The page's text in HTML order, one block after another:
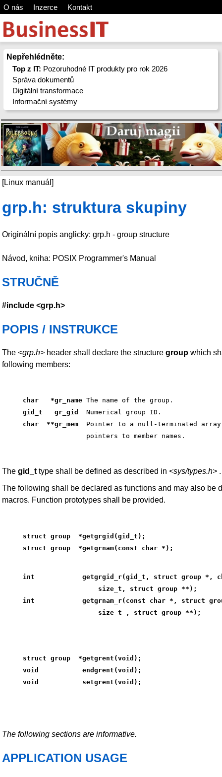
O nás Inzerce Kontakt
Nepřehlédněte:
Top z IT: Pozoruhodné IT produkty pro rok 2026
Správa dokumentů
Digitální transformace
Informační systémy
[Linux manuál]
grp.h: struktura skupiny
Originální popis anglicky: grp.h - group structure
Návod, kniha: POSIX Programmer's Manual
STRUČNĚ
#include <grp.h>
POPIS / INSTRUKCE
The <grp.h> header shall declare the structure group which
following members:
char   *gr_name The name of the group.
gid_t   gr_gid
Numerical group ID.
char  **gr_mem
Pointer to a null-terminated
pointers to member names.
The gid_t type shall be defined as described in <sys/types.h> .
The following shall be declared as functions and may also be
macros. Function prototypes shall be provided.
struct group  *getgrgid(gid_t);
struct group  *getgrnam(const char *);
int            getgrgid_r(gid_t, struct group *,
                   size_t, struct group **);
int            getgrnam_r(const char *, struct
                   size_t , struct group **);
struct group  *getgrent(void);
void           endgrent(void);
void           setgrent(void);
The following sections are informative.
APPLICATION USAGE